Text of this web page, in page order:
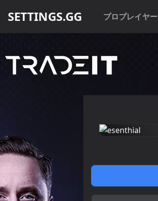
SETTINGS.GG プロプレイヤー